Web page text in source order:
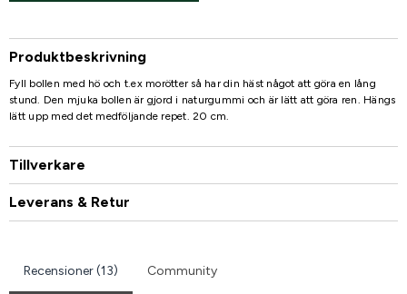
Produktbeskrivning
Fyll bollen med hö och t.ex morötter så har din häst något att göra en lång
stund. Den mjuka bollen är gjord i naturgummi och är lätt att göra ren. Hängs
lätt upp med det medföljande repet. 20 cm.
Tillverkare
Leverans & Retur
Recensioner (13) Community